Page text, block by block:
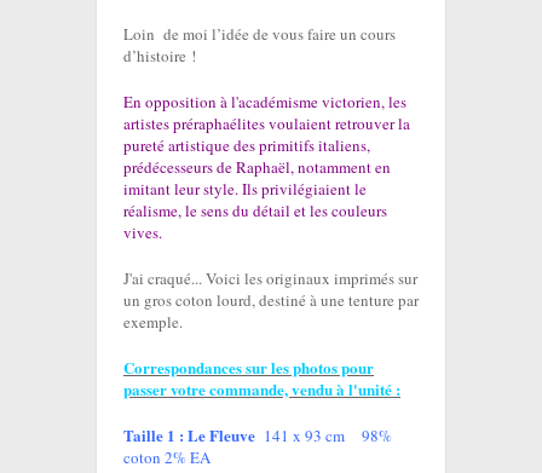
Loin de moi l’idée de vous faire un cours
d’histoire !
En opposition à l'académisme victorien, les
artistes préraphaélites voulaient retrouver la
pureté artistique des primitifs italiens,
prédécesseurs de Raphaël, notamment en
imitant leur style. Ils privilégiaient le
réalisme, le sens du détail et les couleurs
vives.
J'ai craqué... Voici les originaux imprimés sur
un gros coton lourd, destiné à une tenture par
exemple.
Correspondances sur les photos pour
passer votre commande, vendu à l'unité :
Taille 1 : Le Fleuve 141 x 93 cm 98%
coton 2% EA